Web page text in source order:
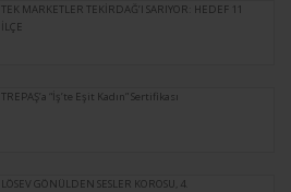
TEK MARKETLER TEKİRDAĞ’I SARIYOR: HEDEF 11
İLÇE
TREPAŞ’a “İş’te Eşit Kadın” Sertifikası
LÖSEV GÖNÜLDEN SESLER KOROSU, 4.